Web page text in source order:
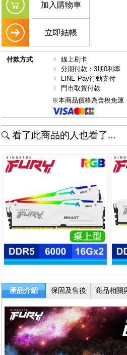
加入購物車
立即結帳
付款方式
線上刷卡
分期付款：3期0利率
LINE Pay行動支付
門市取貨付款
※本商品價格為含稅免運
看了此商品的人也看了...
產品介紹
保固及售後
服務
商品相關
退換貨